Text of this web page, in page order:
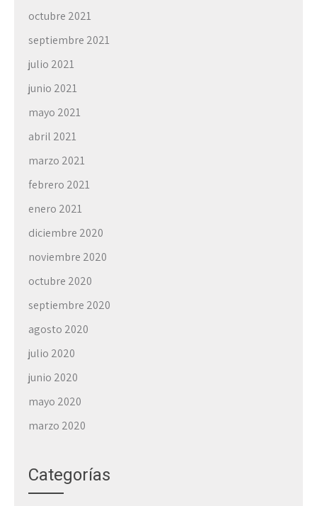
octubre 2021
septiembre 2021
julio 2021
junio 2021
mayo 2021
abril 2021
marzo 2021
febrero 2021
enero 2021
diciembre 2020
noviembre 2020
octubre 2020
septiembre 2020
agosto 2020
julio 2020
junio 2020
mayo 2020
marzo 2020
Categorías